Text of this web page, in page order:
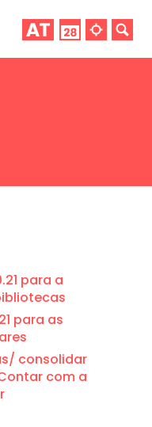
para a
para as
consolidar
com a